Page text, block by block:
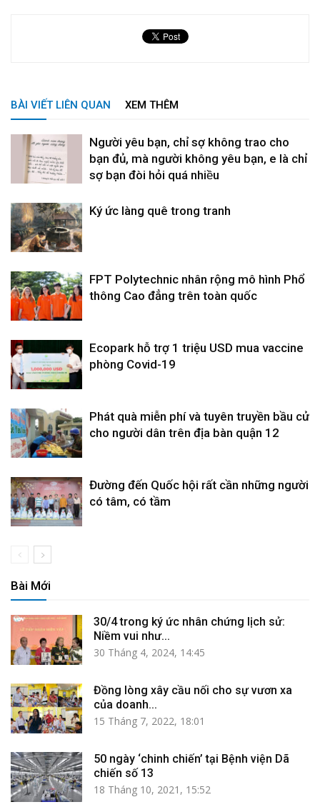
BÀI VIẾT LIÊN QUAN XEM THÊM
Người yêu bạn, chỉ sợ không trao cho
bạn đủ, mà người không yêu bạn, e là chỉ
sợ bạn đòi hỏi quá nhiều
Ký ức làng quê trong tranh
FPT Polytechnic nhân rộng mô hình Phổ
thông Cao đẳng trên toàn quốc
Ecopark hỗ trợ 1 triệu USD mua vaccine
phòng Covid-19
Phát quà miễn phí và tuyên truyền bầu cử
cho người dân trên địa bàn quận 12
Đường đến Quốc hội rất cần những người
có tâm, có tầm
Bài Mới
30/4 trong ký ức nhân chứng lịch sử:
Niềm vui như...
30 Tháng 4, 2024, 14:45
Đồng lòng xây cầu nối cho sự vươn xa
của doanh...
15 Tháng 7, 2022, 18:01
50 ngày ‘chinh chiến’ tại Bệnh viện Dã
chiến số 13
18 Tháng 10, 2021, 15:52